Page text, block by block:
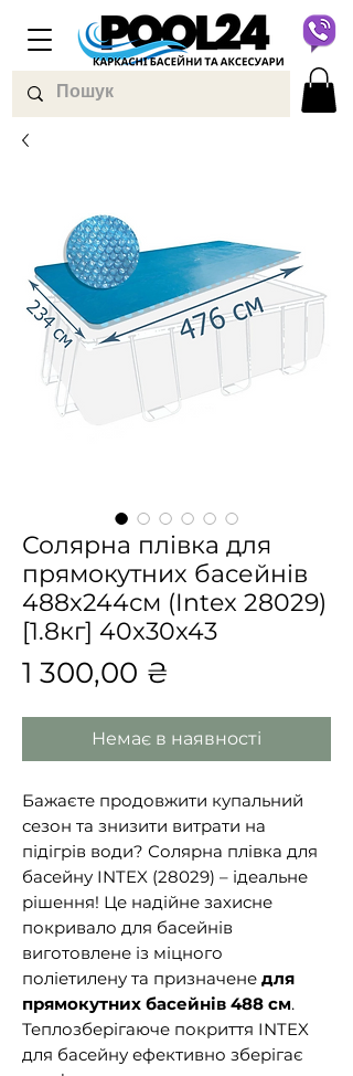
Солярна плівка для
прямокутних басейнів
488x244см (Intex 28029)
[1.8кг] 40x30x43
1 300,00 ₴
Немає в наявності
Бажаєте продовжити купальний
сезон та знизити витрати на
підігрів води? Солярна плівка для
басейну INTEX (28029) – ідеальне
рішення! Це надійне захисне
покривало для басейнів
виготовлене із міцного
поліетилену та призначене для
прямокутних басейнів 488 см.
Теплозберігаюче покриття INTEX
для басейну ефективно зберігає